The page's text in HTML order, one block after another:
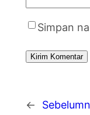
Simpan
←